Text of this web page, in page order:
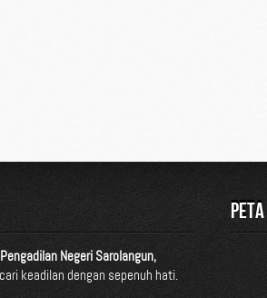
Negeri Sarolangun,
keadilan dengan sepenuh hati.
Peta